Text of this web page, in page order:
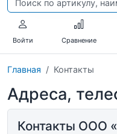
Войти Сравнение
Главная Контакты
Адреса,
Контакты ООО